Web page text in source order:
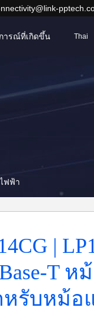
ารณ์ที่เกิดขึ้น Thai
ไฟฟ้า
|
T
หรับหม้อ